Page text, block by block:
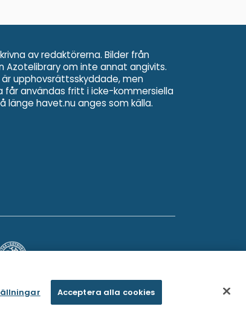
av redaktörerna. Bilder från
Azotelibrary om inte annat angivits.
är upphovsrättsskyddade, men
får användas fritt i icke-kommersiella
länge havet.nu anges som källa.
Acceptera alla cookies